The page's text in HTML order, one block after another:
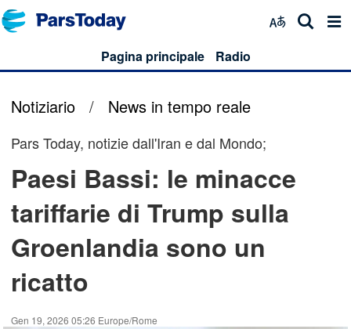
Pagina principale Radio
Notiziario / News in tempo reale
Pars Today, notizie dall'Iran e dal Mondo;
Paesi Bassi: le minacce
tariffarie di Trump sulla
Groenlandia sono un
ricatto
Gen 19, 2026 05:26 Europe/Rome